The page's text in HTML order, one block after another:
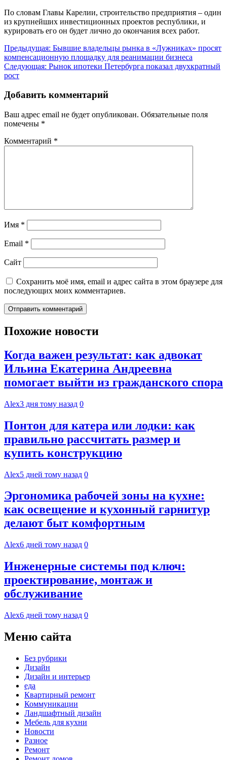
По словам Главы Карелии, строительство предприятия – один
из крупнейших инвестиционных проектов республики, и
курировать его он будет лично до окончания всех работ.
Навигация
по
записям
Предыдущая: Бывшие владельцы рынка в «Лужниках» просят
компенсационную площадку для реанимации бизнеса
Следующая: Рынок ипотеки Петербурга показал двухкратный
рост
Добавить комментарий
Ваш адрес email не будет опубликован. Обязательные поля
помечены *
Комментарий *
Имя *
Email *
Сайт
Сохранить моё имя, email и адрес сайта в этом браузере для
последующих моих комментариев.
Похожие новости
Когда важен результат: как адвокат
Ильина Екатерина Андреевна
помогает выйти из гражданского спора
Alex3 дня тому назад 0
Понтон для катера или лодки: как
правильно рассчитать размер и
купить конструкцию
Alex5 дней тому назад 0
Эргономика рабочей зоны на кухне:
как освещение и кухонный гарнитур
делают быт комфортным
Alex6 дней тому назад 0
Инженерные системы под ключ:
проектирование, монтаж и
обслуживание
Alex6 дней тому назад 0
Меню сайта
Без рубрики
Дизайн
Дизайн и интерьер
еда
Квартирный ремонт
Коммуникации
Ландшафтный дизайн
Мебель для кухни
Новости
Разное
Ремонт